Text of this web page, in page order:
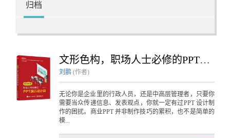
归档
文形色构，职场人士必修的PPT演示设计课
刘鹏 (作者)
无论你是企业里的行政人员，还是中高层管理者，只要你
需要当众传递信息、发表观点，你就一定有过PPT 设计制
作的困扰。商业PPT 并非制作技巧的累积，也不是简单的
模...